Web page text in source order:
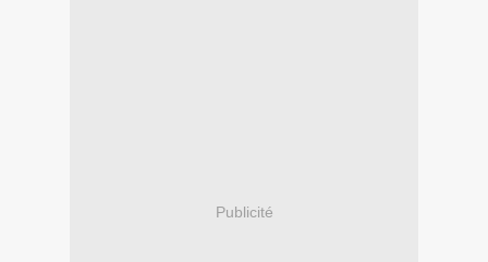
Publicité